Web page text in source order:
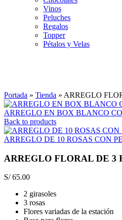
Vinos
Peluches
Regalos
Topper
Pétalos y Velas
Portada » Tienda » ARREGLO
ARREGLO EN BOX BLANCO
Back to products
ARREGLO DE 10 ROSAS CON
ARREGLO FLORAL DE 3
S/65.00
2 girasoles
3 rosas
Flores variadas de la estación